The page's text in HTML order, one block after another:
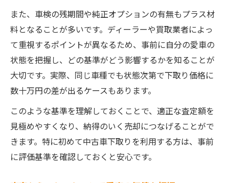
また、車検の残期間や純正オプションの有無もプラス材
料となることが多いです。ディーラーや買取業者によっ
て重視するポイントが異なるため、事前に自分の愛車の
状態を把握し、どの基準がどう影響するかを知ることが
大切です。実際、同じ車種でも状態次第で下取り価格に
数十万円の差が出るケースもあります。
このような基準を理解しておくことで、適正な査定額を
見極めやすくなり、納得のいく売却につなげることがで
きます。特に初めて中古車下取りを利用する方は、事前
に評価基準を確認しておくと安心です。